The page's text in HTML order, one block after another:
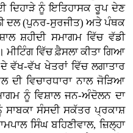
ਦਿਹਾੜੇ ਨੂੰ ਇਤਿਹਾਸਕ ਰੂਪ ਦੇਣ
ਦਲ (ਪੁਨਰ-ਸੁਰਜੀਤ) ਅਤੇ ਪੰਥਕ
ਸ਼ਹੀਦੀ ਸਮਾਗਮ ਵਿੱਚ ਵੱਡੀ
ਮੀਟਿੰਗ ਵਿੱਚ ਫ਼ੈਸਲਾ ਕੀਤਾ ਗਿਆ
ਵੱਖ-ਵੱਖ ਖੇਤਰਾਂ ਵਿੱਚ ਲਗਾਤਾਰ
ਦੀ ਵਿਚਾਰਧਾਰਾ ਨਾਲ ਜੋੜਿਆ
ਨੂੰ ਵਿਸ਼ਾਲ ਜਨ-ਅੰਦੋਲਨ ਦਾ
ਸਾਬਕਾ ਸੰਸਦੀ ਸਕੱਤਰ ਪ੍ਰਕਾਸ਼
ਸਿੰਘ ਬਹਿਣੀਵਾਲ, ਜ਼ਿਲ੍ਹਾ